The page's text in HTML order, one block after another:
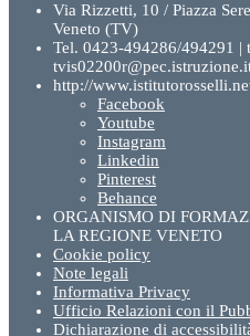
Via Rizzetti, 10 / Piazza
Veneto (TV)
Tel. 0423-494286/494291 |
http://
Facebook
Youtube
Instagram
Linkedin
Pinterest
Behance
ORGANISMO DI
LA REGIONE VENETO
Cookie policy
Note legali
Informativa Privacy
Ufficio Relazioni con il
Dichiarazione di